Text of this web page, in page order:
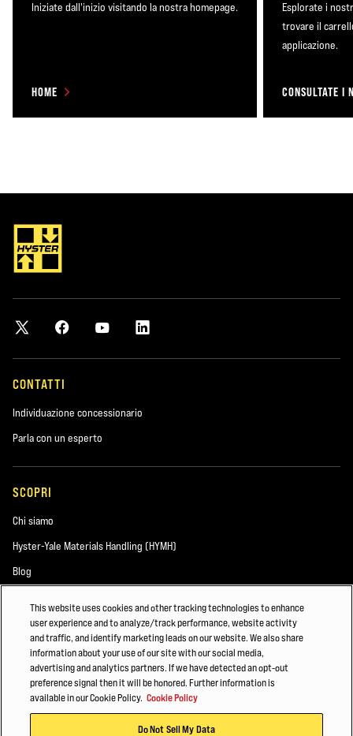
Iniziate dall'inizio visitando la nostra homepage.
HOME
Esplorate i
trovare il
applicazione.
CONTATTI
Individuazione concessionario
Parla con un esperto
SCOPRI
Chi siamo
Hyster-Yale Materials Handling (HYMH)
Blog
LAVORA CON NOI
Lavora con noi
© 2026 Hyster-Yale Materials Handling, Inc., tutti i diritti riservati.
This website uses cookies and other tracking technologies to enhance
user experience and to analyze/track performance, website activity
and traffic, and identify marketing leads on our website. We also share
information about your use of our site with our social media,
advertising and analytics partners. If we have detected an opt-out
preference signal then it will be honored. Further information is
available in our Cookie Policy. Cookie Policy
Do Not Sell My Data